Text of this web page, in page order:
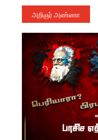
அறிஞர் அண்ணா